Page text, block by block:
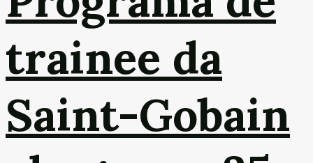
trainee da
Saint-Gobain